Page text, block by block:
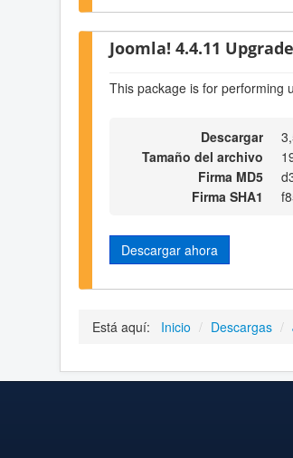
Joomla! 4.4.11
This package is for performing
Descargar
Tamaño del archivo
Firma MD5
Firma SHA1
Descargar ahora
Está aquí: Inicio / Descargas /